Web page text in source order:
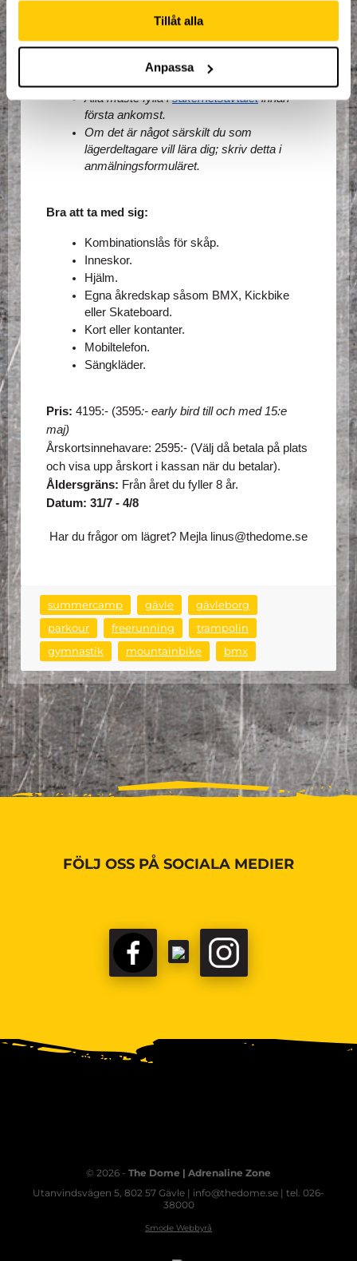
Tillåt alla
Anpassa
Betalning för lägret sker vid första ankomst.
anläggningen utan tillstånd av
vårdnadshavare och godkännande från
Alla måste fylla i säkerhetsavtalet innan
första ankomst.
Om det är något särskilt du som
lägerdeltagare vill lära dig; skriv detta i
anmälningsformuläret.
Bra att ta med sig:
Kombinationslås för skåp.
Inneskor.
Hjälm.
Egna åkredskap såsom BMX, Kickbike
eller Skateboard.
Kort eller kontanter.
Mobiltelefon.
Sängkläder.
Pris: 4195:- (3595:- early bird till och med 15:e
maj)
Årskortsinnehavare: 2595:- (Välj då betala på plats
och visa upp årskort i kassan när du betalar).
Åldersgräns: Från året du fyller 8 år.
Datum: 31/7 - 4/8
Har du frågor om lägret? Mejla linus@thedome.se
summercamp gävle
gävleborg
parkour
freerunning
trampolin
gymnastik
mountainbike bmx
FÖLJ OSS PÅ SOCIALA MEDIER
© 2026 - The Dome | Adrenaline Zone
Utanvindsvägen 5, 802 57 Gävle | info@thedome.se | tel. 026-
38000
Smode Webbyrå